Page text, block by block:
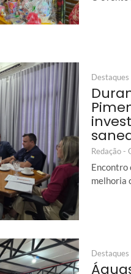
Destaques
Redação -
Encontro
melhoria
Destaques